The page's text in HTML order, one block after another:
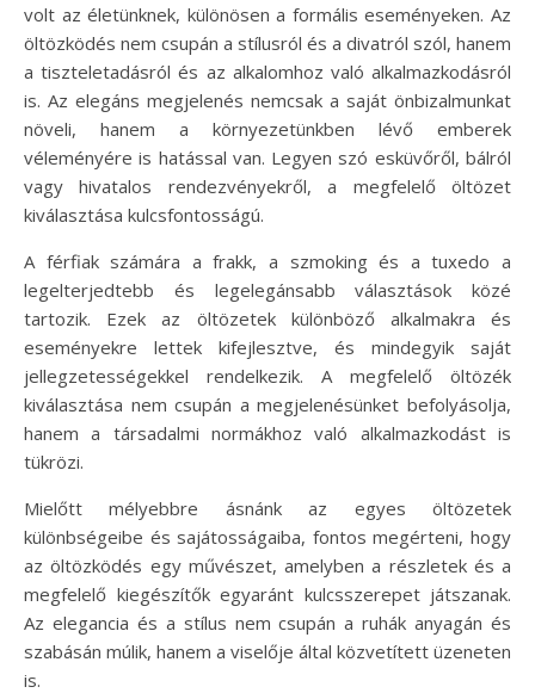
volt az életünknek, különösen a formális eseményeken. Az
öltözködés nem csupán a stílusról és a divatról szól, hanem
a tiszteletadásról és az alkalomhoz való alkalmazkodásról
is. Az elegáns megjelenés nemcsak a saját önbizalmunkat
növeli, hanem a környezetünkben lévő emberek
véleményére is hatással van. Legyen szó esküvőről, bálról
vagy hivatalos rendezvényekről, a megfelelő öltözet
kiválasztása kulcsfontosságú.
A férfiak számára a frakk, a szmoking és a tuxedo a
legelterjedtebb és legelegánsabb választások közé
tartozik. Ezek az öltözetek különböző alkalmakra és
eseményekre lettek kifejlesztve, és mindegyik saját
jellegzetességekkel rendelkezik. A megfelelő öltözék
kiválasztása nem csupán a megjelenésünket befolyásolja,
hanem a társadalmi normákhoz való alkalmazkodást is
tükrözi.
Mielőtt mélyebbre ásnánk az egyes öltözetek
különbségeibe és sajátosságaiba, fontos megérteni, hogy
az öltözködés egy művészet, amelyben a részletek és a
megfelelő kiegészítők egyaránt kulcsszerepet játszanak.
Az elegancia és a stílus nem csupán a ruhák anyagán és
szabásán múlik, hanem a viselője által közvetített üzeneten
is.